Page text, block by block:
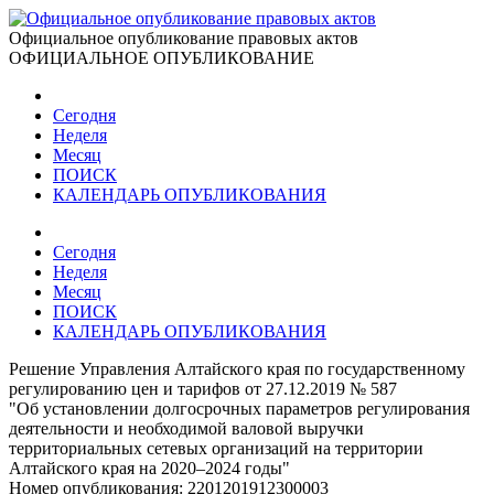
Официальное опубликование правовых актов
ОФИЦИАЛЬНОЕ ОПУБЛИКОВАНИЕ
Сегодня
Неделя
Месяц
ПОИСК
КАЛЕНДАРЬ ОПУБЛИКОВАНИЯ
Сегодня
Неделя
Месяц
ПОИСК
КАЛЕНДАРЬ ОПУБЛИКОВАНИЯ
Решение Управления Алтайского края по государственному
регулированию цен и тарифов от 27.12.2019 № 587
"Об установлении долгосрочных параметров регулирования
деятельности и необходимой валовой выручки
территориальных сетевых организаций на территории
Алтайского края на 2020–2024 годы"
Номер опубликования: 2201201912300003